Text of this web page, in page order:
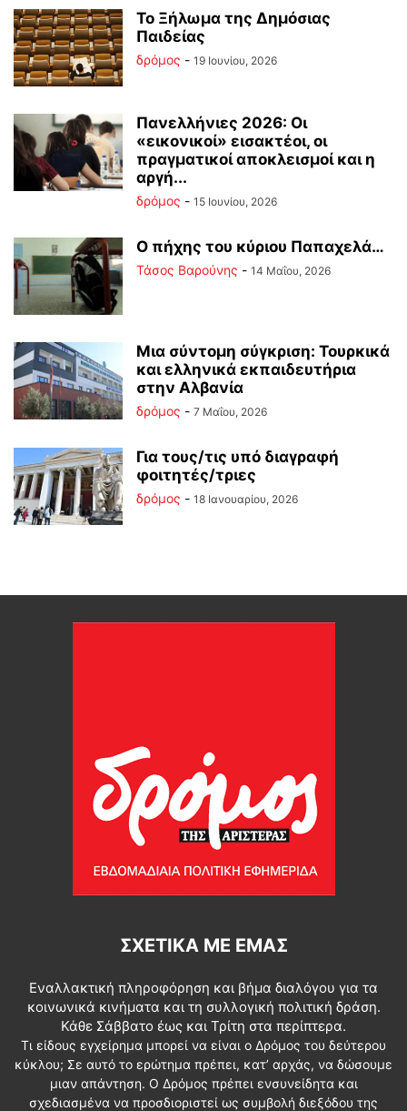
Το Ξήλωμα της Δημόσιας
Παιδείας
δρόμος - 19 Ιουνίου, 2026
Πανελλήνιες 2026: Οι
«εικονικοί» εισακτέοι, οι
πραγματικοί αποκλεισμοί και η
αργή...
δρόμος - 15 Ιουνίου, 2026
Ο πήχης του κύριου Παπαχελά…
Τάσος Βαρούνης - 14 Μαΐου, 2026
Mια σύντομη σύγκριση: Τουρκικά
και ελληνικά εκπαιδευτήρια
στην Αλβανία
δρόμος - 7 Μαΐου, 2026
Για τους/τις υπό διαγραφή
φοιτητές/τριες
δρόμος - 18 Ιανουαρίου, 2026
ΣΧΕΤΙΚΆ ΜΕ ΕΜΆΣ
Εναλλακτική πληροφόρηση και βήμα διαλόγου για τα
κοινωνικά κινήματα και τη συλλογική πολιτική δράση.
Κάθε Σάββατο έως και Τρίτη στα περίπτερα.
Τι είδους εγχείρημα μπορεί να είναι ο Δρόμος του δεύτερου
κύκλου; Σε αυτό το ερώτημα πρέπει, κατ’ αρχάς, να δώσουμε
μιαν απάντηση. Ο Δρόμος πρέπει ενσυνείδητα και
σχεδιασμένα να προσδιοριστεί ως συμβολή διεξόδου της